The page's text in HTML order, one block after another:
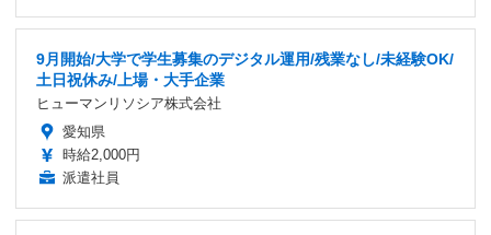
9月開始/大学で学生募集のデジタル運用/残業なし/未経験OK/
土日祝休み/上場・大手企業
ヒューマンリソシア株式会社
愛知県
時給2,000円
派遣社員